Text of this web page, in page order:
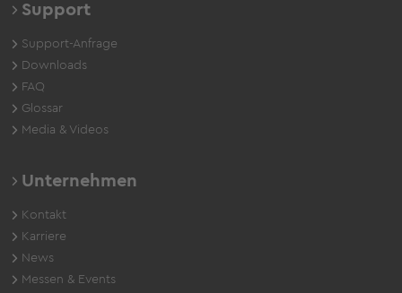
Support
Support-Anfrage
Downloads
FAQ
Glossar
Media & Videos
Unternehmen
Kontakt
Karriere
News
Messen & Events